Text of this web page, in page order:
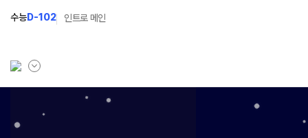
수능D-102 인트로 메인
학원소개